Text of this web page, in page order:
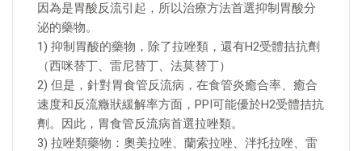
因為是胃酸反流引起，所以治療方法首選抑制胃酸分
泌的藥物。
1) 抑制胃酸的藥物，除了拉唑類，還有H2受體拮抗劑
（西咪替丁、雷尼替丁、法莫替丁）
2) 但是，針對胃食管反流病，在食管炎癒合率、癒合
速度和反流癥狀緩解率方面，PPI可能優於H2受體拮抗
劑。因此，胃食管反流病首選拉唑類。
3) 拉唑類藥物：奧美拉唑、蘭索拉唑、泮托拉唑、雷